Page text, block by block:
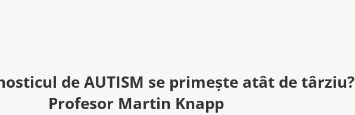
de AUTISM se primește atât de târziu?
Profesor Martin Knapp